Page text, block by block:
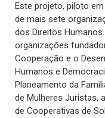
Este projeto, piloto
de mais sete
dos Direitos
organizações
Cooperação e o
Humanos e
Planeamento da
de Mulheres Juristas,
de Cooperativas de